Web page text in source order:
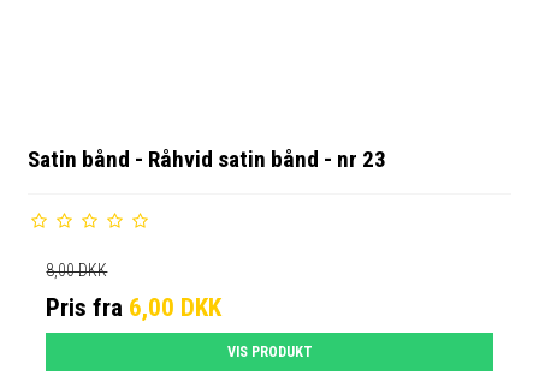
Satin bånd - Råhvid satin bånd - nr 23
8,00 DKK
Pris fra 6,00 DKK
VIS PRODUKT